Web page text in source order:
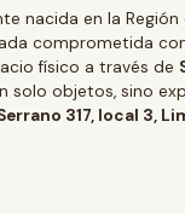
nacida en la
comprometida
físico a través de
solo objetos, sino
317, local 3,